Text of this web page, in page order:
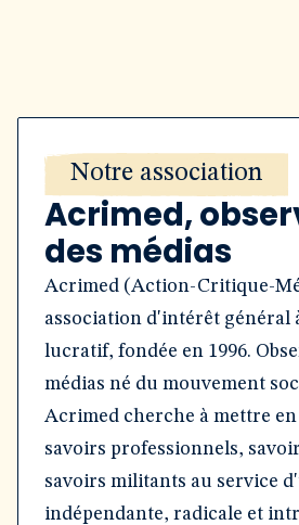
Notre association
Acrimed,
des médias
Acrimed (Action-Critique-
association d'intérêt général
lucratif, fondée en 1996.
médias né du mouvement
Acrimed cherche à mettre
savoirs professionnels,
savoirs militants au service
indépendante, radicale et